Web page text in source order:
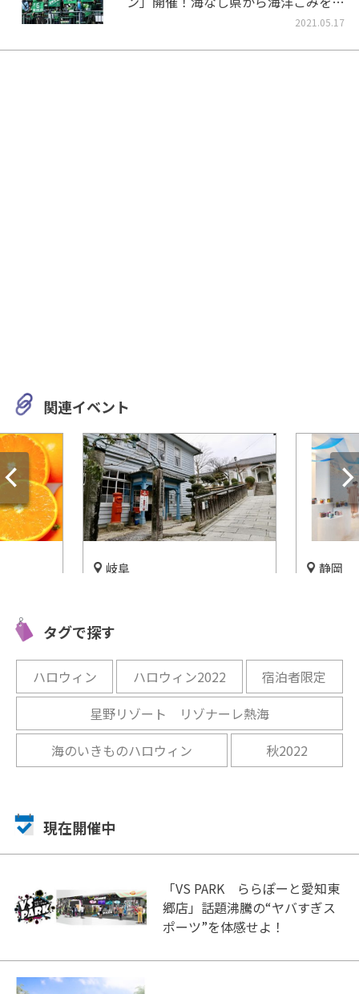
2021.05.17
関連イベント
幸が
岐阜
開催中
静岡
タグで探す
ハロウィン ハロウィン2022
宿泊者限定
星野リゾート リゾナーレ熱海
海のいきものハロウィン
秋2022
現在開催中
「VS PARK ららぽーと愛知東
郷店」話題沸騰の“ヤバすぎス
ポーツ”を体感せよ！